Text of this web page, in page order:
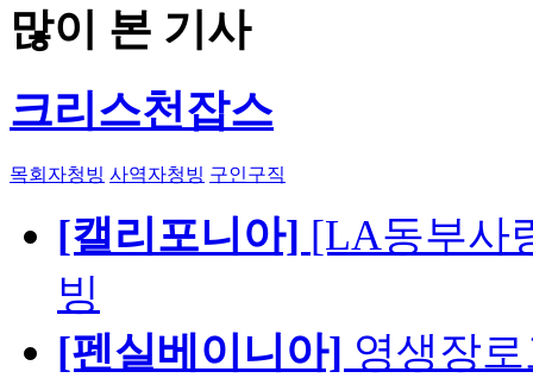
많이 본 기사
크리스천잡스
목회자청빙 사역자청빙 구인구직
[캘리포니아] [LA동부사
빙
[펜실베이니아] 영생장